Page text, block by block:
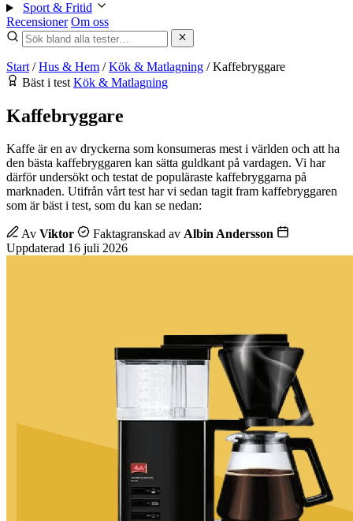
Sport & Fritid
Recensioner Om oss
Start / Hus & Hem / Kök & Matlagning / Kaffebryggare
Bäst i test Kök & Matlagning
Kaffebryggare
Kaffe är en av dryckerna som konsumeras mest i världen och att ha
den bästa kaffebryggaren kan sätta guldkant på vardagen. Vi har
därför undersökt och testat de populäraste kaffebryggarna på
marknaden. Utifrån vårt test har vi sedan tagit fram kaffebryggaren
som är bäst i test, som du kan se nedan:
Av Viktor Faktagranskad av Albin Andersson
Uppdaterad 16 juli 2026